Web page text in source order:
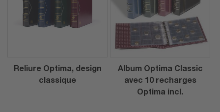
Reliure Optima, design
classique
Album Optima Classic
avec 10 recharges
Optima incl.